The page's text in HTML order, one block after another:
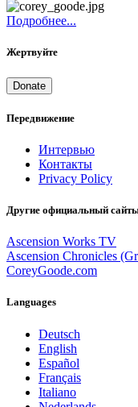
Подробнее...
Жертвуйте
Donate
Передвижение
Интервью
Контакты
Privacy Policy
Другие официальный
Ascension Works TV
Ascension Chronicles
CoreyGoode.com
Languages
Deutsch
English
Español
Français
Italiano